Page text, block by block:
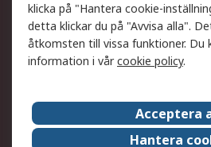
Leverans
Begär en fakturakopi
Betalningsalternativ
Om RS
klicka på "Hantera cookie-
detta klickar du på "Avvisa alla".
åtkomsten till vissa funktioner. Du
information i vårcookie policy.
Acceptera
Hantera